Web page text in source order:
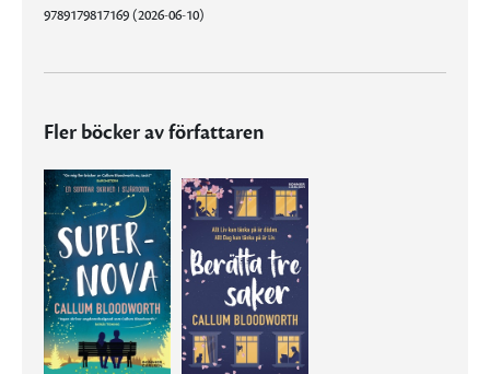
9789179817169 (2026-06-10)
Fler böcker av författaren